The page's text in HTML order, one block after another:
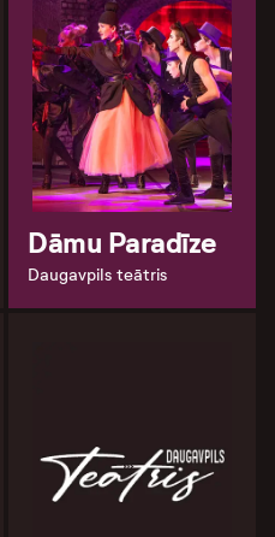
Dāmu Paradīze
Daugavpils teātris